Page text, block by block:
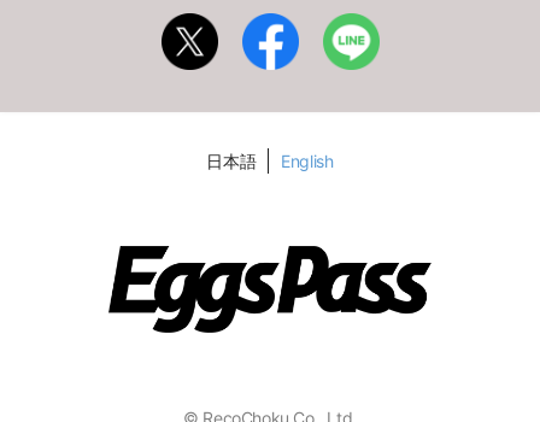
日本語 English